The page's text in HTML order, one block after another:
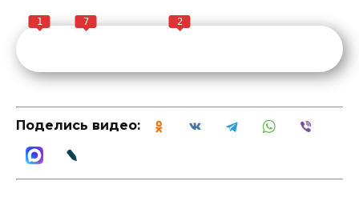
1 7 2
Поделись видео: